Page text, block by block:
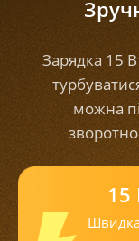
15
Зарядка 15
можна